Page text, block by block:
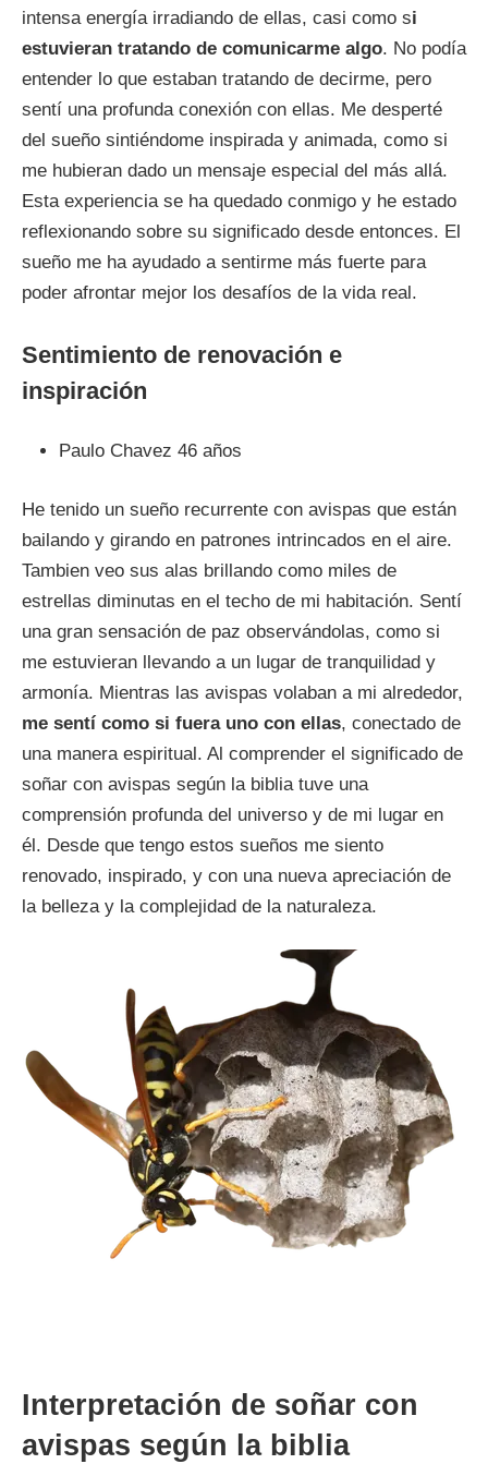
intensa energía irradiando de ellas, casi como si
estuvieran tratando de comunicarme algo. No podía
entender lo que estaban tratando de decirme, pero
sentí una profunda conexión con ellas. Me desperté
del sueño sintiéndome inspirada y animada, como si
me hubieran dado un mensaje especial del más allá.
Esta experiencia se ha quedado conmigo y he estado
reflexionando sobre su significado desde entonces. El
sueño me ha ayudado a sentirme más fuerte para
poder afrontar mejor los desafíos de la vida real.
Sentimiento de renovación e
inspiración
Paulo Chavez 46 años
He tenido un sueño recurrente con avispas que están
bailando y girando en patrones intrincados en el aire.
Tambien veo sus alas brillando como miles de
estrellas diminutas en el techo de mi habitación. Sentí
una gran sensación de paz observándolas, como si
me estuvieran llevando a un lugar de tranquilidad y
armonía. Mientras las avispas volaban a mi alrededor,
me sentí como si fuera uno con ellas, conectado de
una manera espiritual. Al comprender el significado de
soñar con avispas según la biblia tuve una
comprensión profunda del universo y de mi lugar en
él. Desde que tengo estos sueños me siento
renovado, inspirado, y con una nueva apreciación de
la belleza y la complejidad de la naturaleza.
Interpretación de soñar con
avispas según la biblia